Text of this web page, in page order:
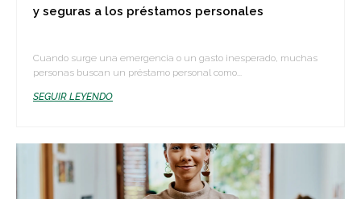
y seguras a los préstamos personales
Cuando surge una emergencia o un gasto inesperado, muchas
personas buscan un préstamo personal como...
SEGUIR LEYENDO